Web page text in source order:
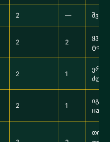
2 —
2 2
ტიპი
2 1
2 1